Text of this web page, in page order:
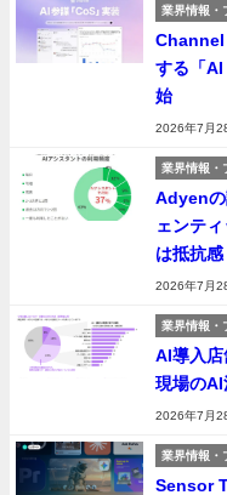
業界情報・
Channel
する「AI
始
2026年7月
業界情報・
Adyenの
ェンテ
は抵抗感
2026年7月
業界情報・
AI導入店
現場のAI
2026年7月
業界情報・
Sensor